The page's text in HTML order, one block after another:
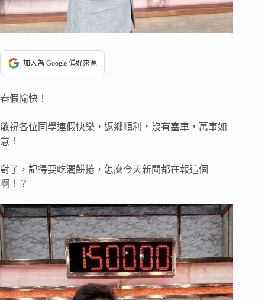
加入為 Google 偏好來源
春假愉快！
敬祝各位同學連假快樂，返鄉順利，沒有塞車，萬事如
意！
對了，記得要吃潤餅捲，怎麼今天新聞都在報這個
啊！？